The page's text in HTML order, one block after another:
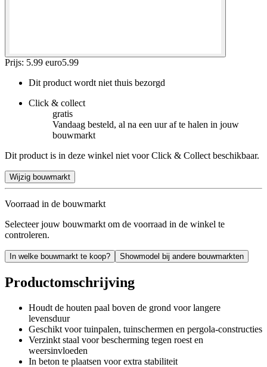
Prijs: 5.99 euro5.99
Dit product wordt niet thuis bezorgd
Click & collect
gratis
Vandaag besteld, al na een uur af te halen in jouw
bouwmarkt
Dit product is in deze winkel niet voor Click & Collect beschikbaar.
Wijzig bouwmarkt
Voorraad in de bouwmarkt
Selecteer jouw bouwmarkt om de voorraad in de winkel te
controleren.
In welke bouwmarkt te koop? Showmodel bij andere bouwmarkten
Productomschrijving
Houdt de houten paal boven de grond voor langere
levensduur
Geschikt voor tuinpalen, tuinschermen en pergola-constructies
Verzinkt staal voor bescherming tegen roest en
weersinvloeden
In beton te plaatsen voor extra stabiliteit